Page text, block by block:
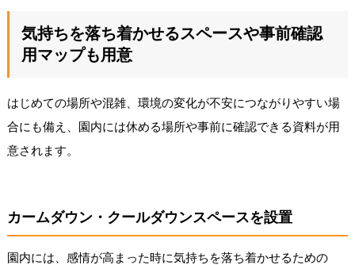
気持ちを落ち着かせるスペースや事前確認
用マップも用意
はじめての場所や混雑、環境の変化が不安につながりやすい場
合にも備え、園内には休める場所や事前に確認できる資料が用
意されます。
カームダウン・クールダウンスペースを設置
園内には、感情が高まった時に気持ちを落ち着かせるための